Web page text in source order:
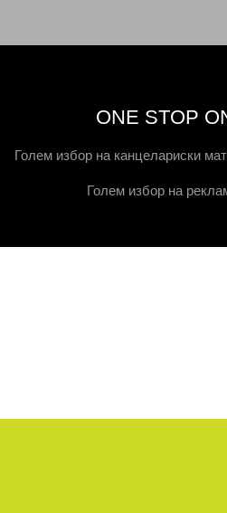
ONE STOP
Голем избор на канцелариски
Голем избор на